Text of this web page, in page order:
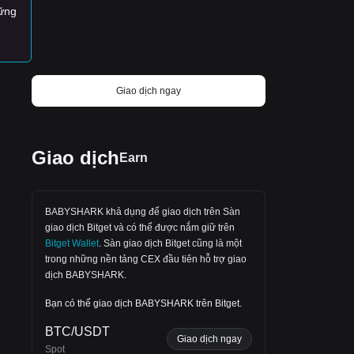
Giao dịch ngay
Giao dịch ‌Earn
BABYSHARK khả dụng để giao dịch trên Sàn
giao dịch Bitget và có thể được nắm giữ trên
Bitget Wallet Sàn giao dịch Bitget cũng là một
trong những nền tảng CEX đầu tiên hỗ trợ giao
dịch BABYSHARK.
Bạn có thể giao dịch BABYSHARK trên Bitget.
BTC/USDT
Spot
Giao dịch ngay